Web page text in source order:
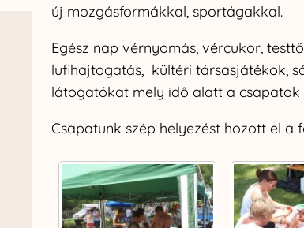
új mozgásformákkal, sportágakkal.
Egész nap vérnyomás, vércukor,
lufihajtogatás, kültéri társasjátékok,
látogatókat mely idő alatt a csapatok
Csapatunk szép helyezést hozott el a